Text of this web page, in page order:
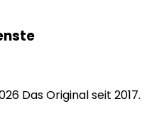
Das Original seit 2017.